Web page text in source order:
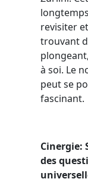
revisiter
trouvant
à soi. Le
peut se
fascinant.
Cinergie:
des